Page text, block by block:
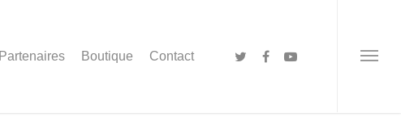
Partenaires Boutique Contact